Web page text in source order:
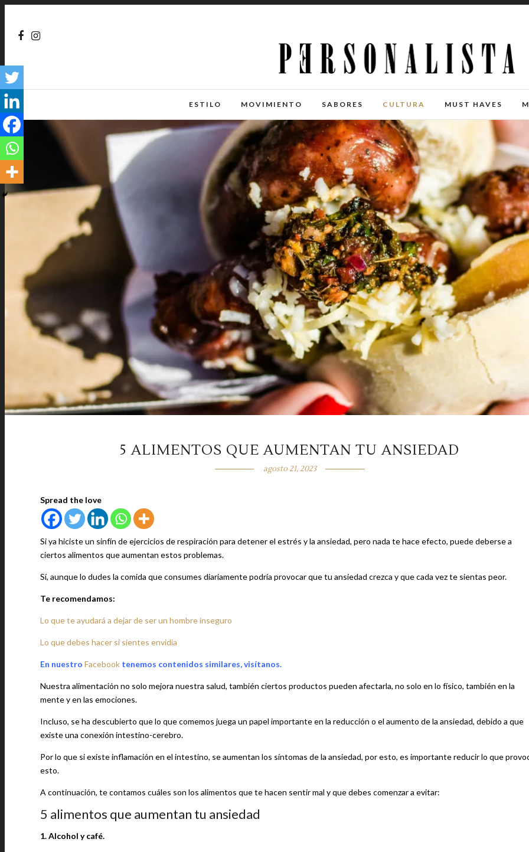
ESTILO MOVIMIENTO SABORES CULTURA MUST HAVES
5 ALIMENTOS QUE AUMENTAN TU ANSIEDAD
agosto 21, 2023
Spread the love
Si ya hiciste un sinfín de ejercicios de respiración para detener el estrés y la ansiedad, pero nada te hace efecto, puede deberse a
ciertos alimentos que aumentan estos problemas.
Sí, aunque lo dudes la comida que consumes diariamente podría provocar que tu ansiedad crezca y que cada vez te sientas peor.
Te recomendamos:
Lo que te ayudará a dejar de ser un hombre inseguro
Lo que debes hacer si sientes envidia
En nuestro Facebook tenemos contenidos similares, visítanos.
Nuestra alimentación no solo mejora nuestra salud, también ciertos productos pueden afectarla, no solo en lo físico, también en la
mente y en las emociones.
Incluso, se ha descubierto que lo que comemos juega un papel importante en la reducción o el aumento de la ansiedad, debido a que
existe una conexión intestino-cerebro.
Por lo que si existe inflamación en el intestino, se aumentan los síntomas de la ansiedad, por esto, es importante reducir lo que
esto.
A continuación, te contamos cuáles son los alimentos que te hacen sentir mal y que debes comenzar a evitar:
5 alimentos que aumentan tu ansiedad
1. Alcohol y café.